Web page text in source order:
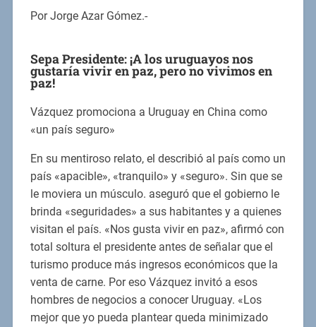
Por Jorge Azar Gómez.-
Sepa Presidente: ¡A los uruguayos nos
gustaría vivir en paz, pero no vivimos en
paz!
Vázquez promociona a Uruguay en China como
«un país seguro»
En su mentiroso relato, el describió al país como un
país «apacible», «tranquilo» y «seguro». Sin que se
le moviera un músculo. aseguró que el gobierno le
brinda «seguridades» a sus habitantes y a quienes
visitan el país. «Nos gusta vivir en paz», afirmó con
total soltura el presidente antes de señalar que el
turismo produce más ingresos económicos que la
venta de carne. Por eso Vázquez invitó a esos
hombres de negocios a conocer Uruguay. «Los
mejor que yo pueda plantear queda minimizado